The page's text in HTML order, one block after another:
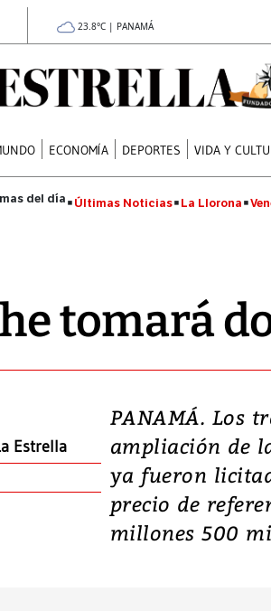
23.8°C | PANAMÁ
ECONOMÍA DEPORTES VIDA Y
Últimas Noticias La Llorona
tomará
Estrella
PANAMÁ. Los
ampliación de
ya fueron
precio de
millones 500
Video,
deja
daños